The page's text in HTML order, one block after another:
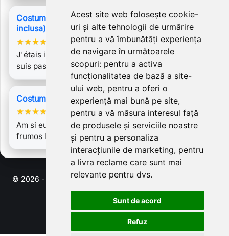
Acest site web folosește cookie-
uri și alte tehnologii de urmărire
pentru a vă îmbunătăți experiența
de navigare în următoarele
scopuri: pentru a activa
funcționalitatea de bază a site-
ului web, pentru a oferi o
experiență mai bună pe site,
pentru a vă măsura interesul față
de produsele și serviciile noastre
și pentru a personaliza
interacțiunile de marketing, pentru
a livra reclame care sunt mai
relevante pentru dvs.
Sunt de acord
Refuz
Costum Inez 1 cu Fusta Marisa (cureaua nu este
inclusa), stofa lina 100%, fusta pliuri si jupa tulle.
★★★★
J'étais impatiente de recevoir ma commande et je ne
suis pas déçue. L'ensemble est très…
Costum Malena
★★★★
Am si eu costumul. Ma mândresc cu el! Foarte
frumos lucrat. Material bun si arata in…
© 2026 - Software pentru comert electronic de PrestaShop™